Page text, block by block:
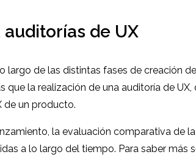
de UX
largo de las distintas fases de creación
la realización de una auditoría de
de un producto.
la evaluación comparativa de
a lo largo del tiempo. Para saber más